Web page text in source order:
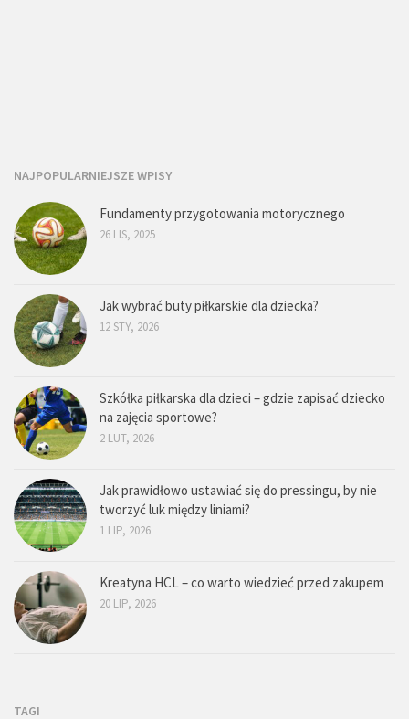
NAJPOPULARNIEJSZE WPISY
Fundamenty przygotowania motorycznego
26 LIS, 2025
Jak wybrać buty piłkarskie dla dziecka?
12 STY, 2026
Szkółka piłkarska dla dzieci – gdzie zapisać dziecko
na zajęcia sportowe?
2 LUT, 2026
Jak prawidłowo ustawiać się do pressingu, by nie
tworzyć luk między liniami?
1 LIP, 2026
Kreatyna HCL – co warto wiedzieć przed zakupem
20 LIP, 2026
TAGI